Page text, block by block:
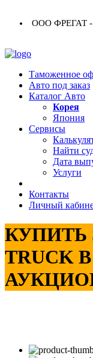
ООО ФРЕГАТ -
Таможенное
Авто под заказ
Каталог Авто
Корея
Япония
Сервисы
Найти
Дата
Услуги
Контакты
Личный
КУПИТЬ
TRUCK